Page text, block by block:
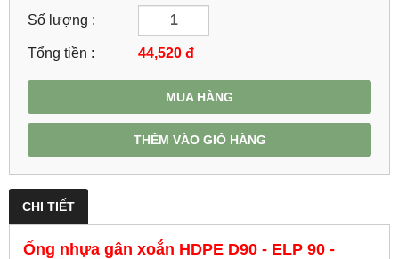
Số lượng :
Tổng tiền : 44,520 đ
MUA HÀNG
THÊM VÀO GIỎ HÀNG
CHI TIẾT
Ống nhựa gân xoắn HDPE D90 - ELP 90 -